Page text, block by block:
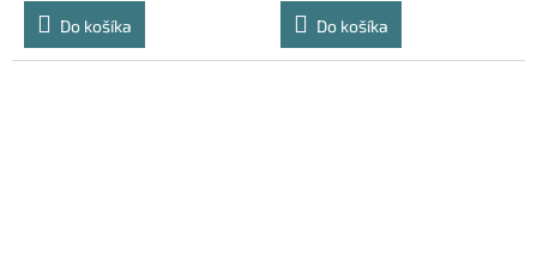
Do košíka
Do košíka